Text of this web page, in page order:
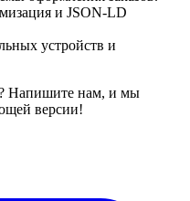
и JSON-LD
устройств и
Напишите нам, и мы
версии!